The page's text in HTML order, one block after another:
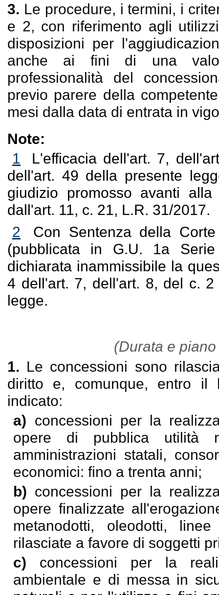
3. Le procedure, i termini, i
e 2, con riferimento agli
disposizioni per
anche ai fini di una
professionalità del
previo parere della
mesi dalla data di entrata in
Note:
1
L'efficacia dell'art. 7,
dell'art. 49 della presente
giudizio promosso avanti
dall'art. 11, c. 21, L.R. 31/2017.
2
Con Sentenza della
(pubblicata in G.U. 1a
dichiarata inammissibile la
4 dell'art. 7, dell'art. 8, del c.
legge.
(Durata e
1. Le concessioni sono
diritto e, comunque, entro il
indicato:
a) concessioni per la
opere di pubblica utilità
amministrazioni statali,
economici: fino a trenta anni;
b) concessioni per la
opere finalizzate
metanodotti, oleodotti,
rilasciate a favore di soggetti
c) concessioni per la
ambientale e di messa in